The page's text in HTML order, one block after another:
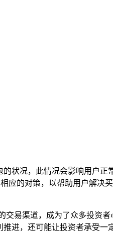
状况，此情况会影响用户
的对策，以帮助用户解决
易渠道，成为了众多投资
进，还可能让投资者承受